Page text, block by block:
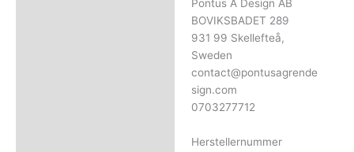
Pontus A Design AB
BOVIKSBADET 289
931 99 Skellefteå,
Sweden
contact@pontusagrende
sign.com
0703277712
Herstellernummer